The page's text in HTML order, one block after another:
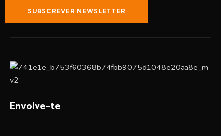
SUBSCREVER NEWSLETTER
Envolve-te